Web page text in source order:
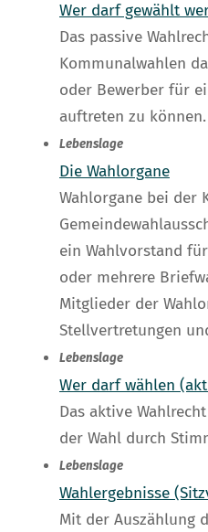
Wer darf gewählt
Das passive
Kommunalwahlen
oder Bewerber für
auftreten zu können.
Lebenslage
Die Wahlorgane
Wahlorgane bei der
ein Wahlvorstand
oder mehrere
Mitglieder der
Stellvertretungen
Lebenslage
Wer darf wählen
Das aktive
der Wahl durch
Lebenslage
Wahlergebnisse
Mit der Auszählung